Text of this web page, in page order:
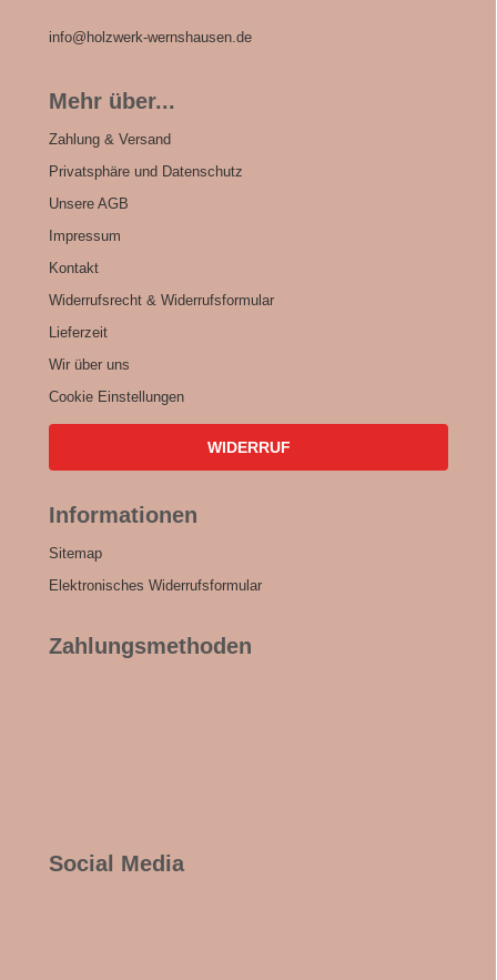
info@holzwerk-wernshausen.de
Mehr über...
Zahlung & Versand
Privatsphäre und Datenschutz
Unsere AGB
Impressum
Kontakt
Widerrufsrecht & Widerrufsformular
Lieferzeit
Wir über uns
Cookie Einstellungen
WIDERRUF
Informationen
Sitemap
Elektronisches Widerrufsformular
Zahlungsmethoden
Social Media